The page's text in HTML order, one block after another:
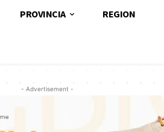
PROVINCIA REGION
- Advertisement -